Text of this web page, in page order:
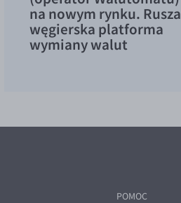
na nowym rynku. Rusza
węgierska platforma
wymiany walut
POMOC